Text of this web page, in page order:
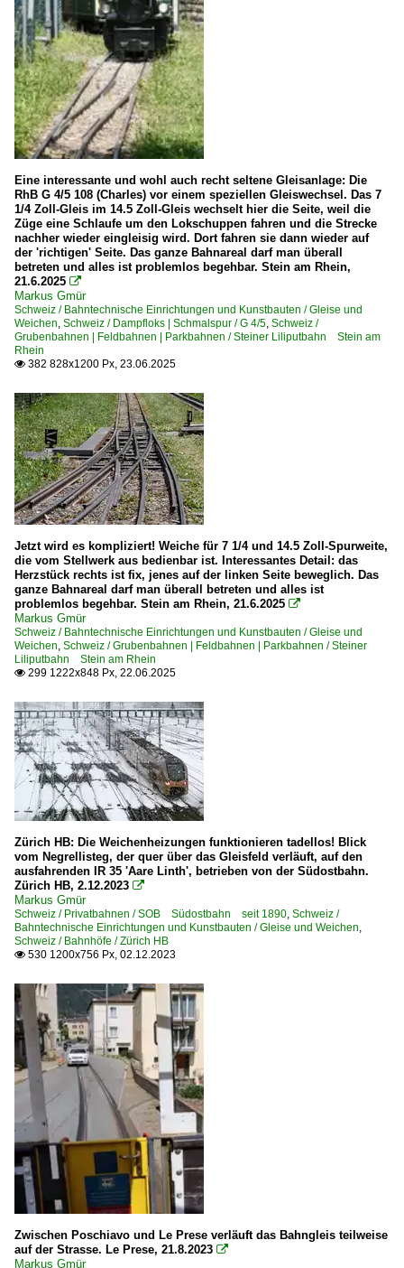
Eine interessante und wohl auch recht seltene Gleisanlage: Die
RhB G 4/5 108 (Charles) vor einem speziellen Gleiswechsel. Das 7
1/4 Zoll-Gleis im 14.5 Zoll-Gleis wechselt hier die Seite, weil die
Züge eine Schlaufe um den Lokschuppen fahren und die Strecke
nachher wieder eingleisig wird. Dort fahren sie dann wieder auf
der 'richtigen' Seite. Das ganze Bahnareal darf man überall
betreten und alles ist problemlos begehbar. Stein am Rhein,
21.6.2025 
Markus Gmür
Schweiz / Bahntechnische Einrichtungen und Kunstbauten / Gleise und
Weichen, Schweiz / Dampfloks | Schmalspur / G 4/5, Schweiz /
Grubenbahnen | Feldbahnen | Parkbahnen / Steiner Liliputbahn Stein am
Rhein
 382 828x1200 Px, 23.06.2025
Jetzt wird es kompliziert! Weiche für 7 1/4 und 14.5 Zoll-Spurweite,
die vom Stellwerk aus bedienbar ist. Interessantes Detail: das
Herzstück rechts ist fix, jenes auf der linken Seite beweglich. Das
ganze Bahnareal darf man überall betreten und alles ist
problemlos begehbar. Stein am Rhein, 21.6.2025 
Markus Gmür
Schweiz / Bahntechnische Einrichtungen und Kunstbauten / Gleise und
Weichen, Schweiz / Grubenbahnen | Feldbahnen | Parkbahnen / Steiner
Liliputbahn Stein am Rhein
 299 1222x848 Px, 22.06.2025
Zürich HB: Die Weichenheizungen funktionieren tadellos! Blick
vom Negrellisteg, der quer über das Gleisfeld verläuft, auf den
ausfahrenden IR 35 'Aare Linth', betrieben von der Südostbahn.
Zürich HB, 2.12.2023 
Markus Gmür
Schweiz / Privatbahnen / SOB Südostbahn seit 1890, Schweiz /
Bahntechnische Einrichtungen und Kunstbauten / Gleise und Weichen,
Schweiz / Bahnhöfe / Zürich HB
 530 1200x756 Px, 02.12.2023
Zwischen Poschiavo und Le Prese verläuft das Bahngleis teilweise
auf der Strasse. Le Prese, 21.8.2023 
Markus Gmür